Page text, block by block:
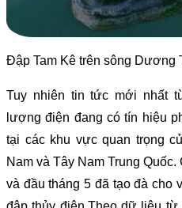
Đập Tam Kê trên sông Dương
Tuy nhiên tin tức mới nhất
lượng điện đang có tín hiệu
tại các khu vực quan trọng
Nam và Tây Nam Trung
và đầu tháng 5 đã tạo đà cho